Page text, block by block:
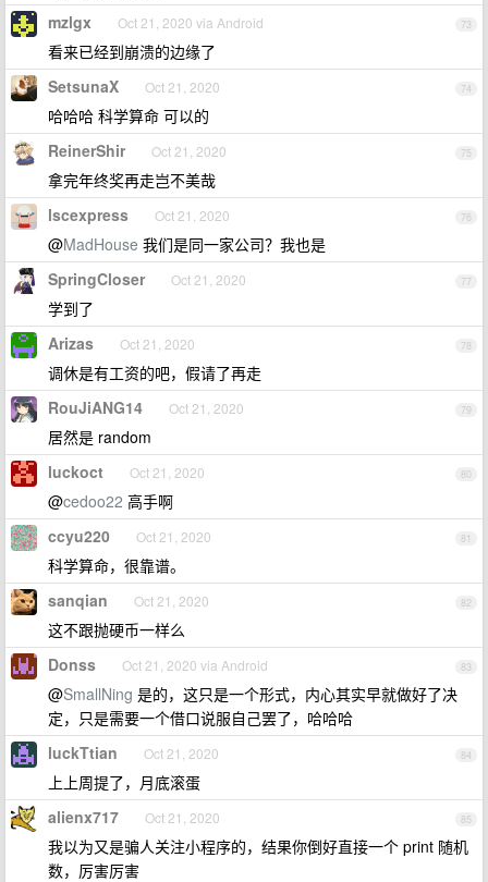
73
mzlgx Oct 21, 2020 via Android
看来已经到崩溃的边缘了
74
SetsunaX Oct 21, 2020
哈哈哈 科学算命 可以的
75
ReinerShir Oct 21, 2020
拿完年终奖再走岂不美哉
76
lscexpress Oct 21, 2020
@MadHouse 我们是同一家公司？我也是
77
SpringCloser Oct 21, 2020
学到了
78
Arizas Oct 21, 2020
调休是有工资的吧，假请了再走
79
RouJiANG14 Oct 21, 2020
居然是 random
80
luckoct Oct 21, 2020
@cedoo22 高手啊
81
ccyu220 Oct 21, 2020
科学算命，很靠谱。
82
sanqian Oct 21, 2020
这不跟抛硬币一样么
83
Donss Oct 21, 2020 via Android
@SmallNing 是的，这只是一个形式，内心其实早就做好了决
定，只是需要一个借口说服自己罢了，哈哈哈
84
luckTtian Oct 21, 2020
上上周提了，月底滚蛋
85
alienx717 Oct 21, 2020
我以为又是骗人关注小程序的，结果你倒好直接一个 print 随机
数，厉害厉害